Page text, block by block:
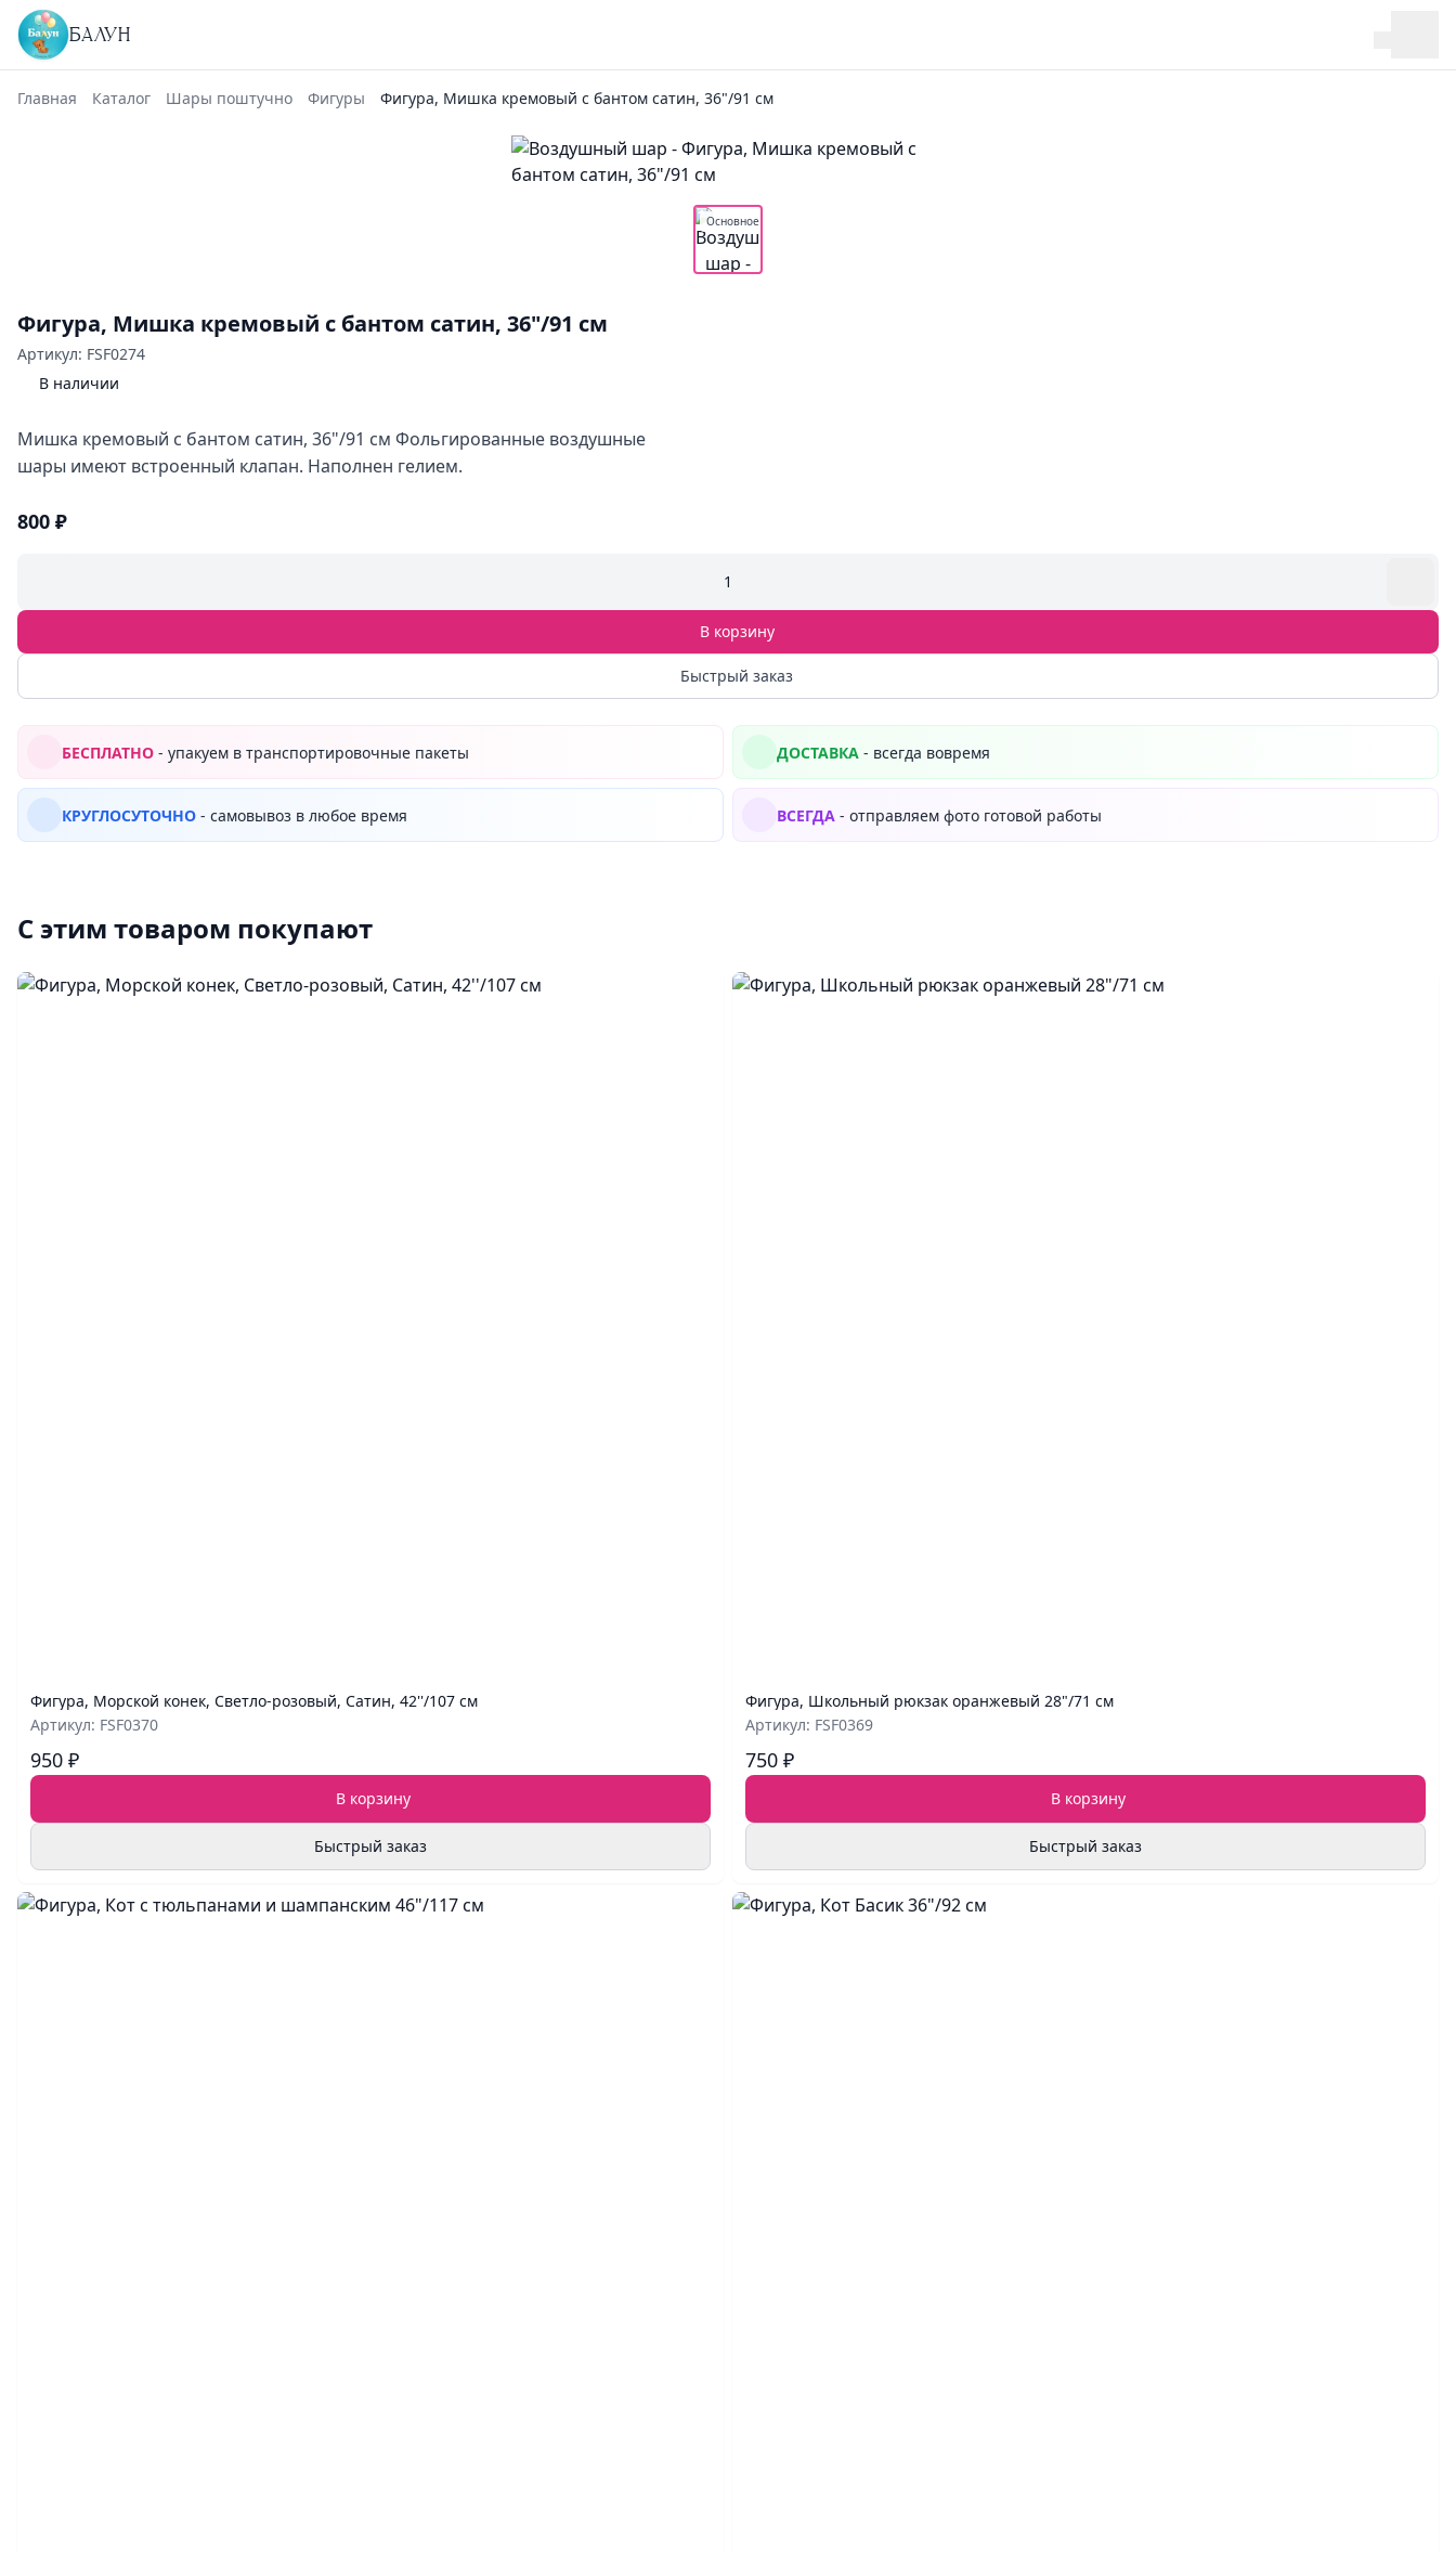
БАЛУН
Главная Каталог Шары поштучно Фигуры Фигура, Мишка кремовый с бантом сатин, 36"/91 см
Основное
Фигура, Мишка кремовый с бантом сатин, 36"/91 см
Артикул: FSF0274
В наличии
Мишка кремовый с бантом сатин, 36"/91 см Фольгированные воздушные
шары имеют встроенный клапан. Наполнен гелием.
800 ₽
1
В корзину
Быстрый заказ
БЕСПЛАТНО - упакуем в транспортировочные пакеты ДОСТАВКА - всегда вовремя
КРУГЛОСУТОЧНО - самовывоз в любое время ВСЕГДА - отправляем фото готовой работы
С этим товаром покупают
Фигура, Морской конек, Светло-розовый, Сатин, 42''/107 см
Артикул: FSF0370
950 ₽
В корзину
Быстрый заказ
Фигура, Школьный рюкзак оранжевый 28"/71 см
Артикул: FSF0369
750 ₽
В корзину
Быстрый заказ